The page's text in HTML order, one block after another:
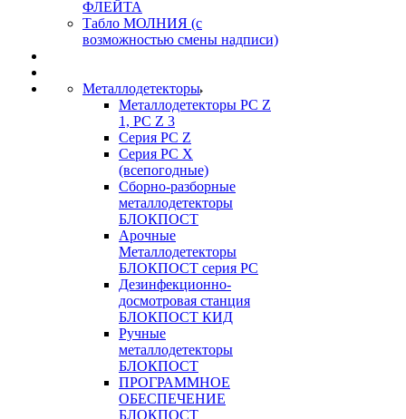
ФЛЕЙТА
Табло МОЛНИЯ (с
возможностью смены надписи)
Металлодетекторы
Металлодетекторы РС Z
1, PC Z 3
Серия РС Z
Серия РС X
(всепогодные)
Сборно-разборные
металлодетекторы
БЛОКПОСТ
Арочные
Металлодетекторы
БЛОКПОСТ серия РС
Дезинфекционно-
досмотровая станция
БЛОКПОСТ КИД
Ручные
металлодетекторы
БЛОКПОСТ
ПРОГРАММНОЕ
ОБЕСПЕЧЕНИЕ
БЛОКПОСТ